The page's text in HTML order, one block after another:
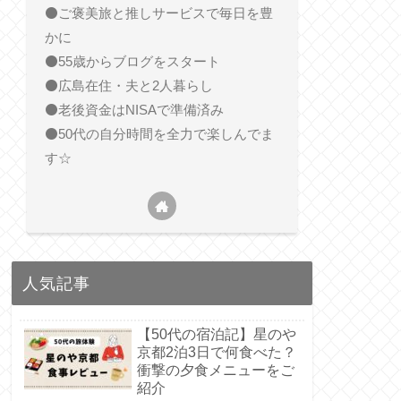
⚫️ご褒美旅と推しサービスで毎日を豊
かに
⚫️55歳からブログをスタート
⚫️広島在住・夫と2人暮らし
⚫️老後資金はNISAで準備済み
⚫️50代の自分時間を全力で楽しんでま
す☆
人気記事
【50代の宿泊記】星のや
京都2泊3日で何食べた？
衝撃の夕食メニューをご
紹介